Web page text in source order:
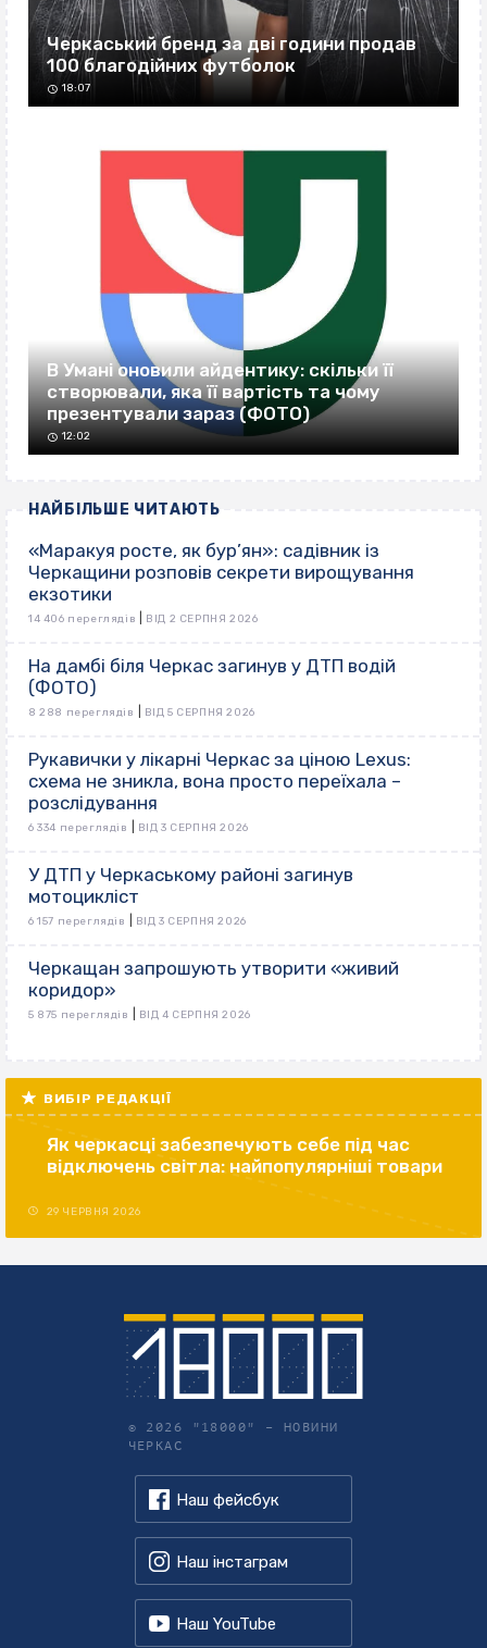
Черкаський бренд за дві години продав
100 благодійних футболок
18:07
В Умані оновили айдентику: скільки її
створювали, яка її вартість та чому
презентували зараз (ФОТО)
12:02
НАЙБІЛЬШЕ ЧИТАЮТЬ
«Маракуя росте, як бур’ян»: садівник із
Черкащини розповів секрети вирощування
екзотики
14 406 переглядів ВІД 2 СЕРПНЯ 2026
На дамбі біля Черкас загинув у ДТП водій
(ФОТО)
8 288 переглядів ВІД 5 СЕРПНЯ 2026
Рукавички у лікарні Черкас за ціною Lexus:
схема не зникла, вона просто переїхала –
розслідування
6 334 переглядів ВІД 3 СЕРПНЯ 2026
У ДТП у Черкаському районі загинув
мотоцикліст
6 157 переглядів ВІД 3 СЕРПНЯ 2026
Черкащан запрошують утворити «живий
коридор»
5 875 переглядів ВІД 4 СЕРПНЯ 2026
ВИБІР РЕДАКЦІЇ
Як черкасці забезпечують себе під час
відключень світла: найпопулярніші товари
29 ЧЕРВНЯ 2026
© 2026 "18000" – НОВИНИ
ЧЕРКАС
Наш фейсбук
Наш інстаграм
Наш YouTube